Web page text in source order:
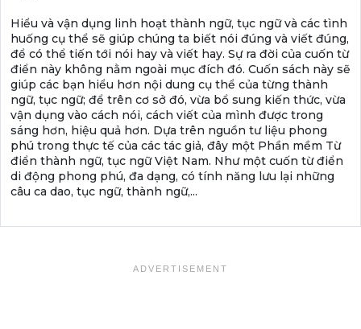
Hiểu và vận dụng linh hoạt thành ngữ, tục ngữ và các tình
huống cụ thể sẽ giúp chúng ta biết nói đúng và viết đúng,
để có thể tiến tới nói hay và viết hay. Sự ra đời của cuốn từ
điển này không nằm ngoài mục đích đó. Cuốn sách này sẽ
giúp các bạn hiểu hơn nội dung cụ thể của từng thành
ngữ, tục ngữ; để trên cơ sở đó, vừa bổ sung kiến thức, vừa
vận dụng vào cách nói, cách viết của mình được trong
sáng hơn, hiệu quả hơn. Dựa trên nguồn tư liệu phong
phú trong thực tế của các tác giả, đây một Phần mềm Từ
điển thành ngữ, tục ngữ Việt Nam. Như một cuốn từ điển
di động phong phú, đa dạng, có tính năng lưu lại những
câu ca dao, tục ngữ, thành ngữ,...